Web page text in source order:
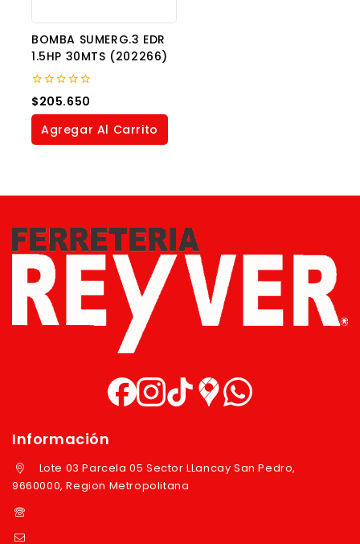
BOMBA SUMERG.3 EDR
1.5HP 30MTS (202266)
0
out
of
$205.650
Agregar Al Carrito
Información
Lote 03 Parcela 05 Sector LLancay San Pedro,
9660000, Region Metropolitana